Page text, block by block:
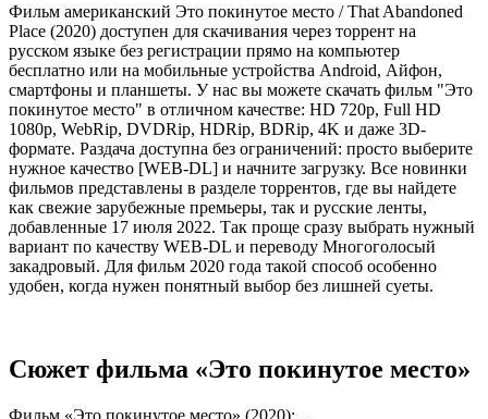
Фильм американский Это покинутое место / That Abandoned
Place (2020) доступен для скачивания через торрент на
русском языке без регистрации прямо на компьютер
бесплатно или на мобильные устройства Android, Айфон,
смартфоны и планшеты. У нас вы можете скачать фильм "Это
покинутое место" в отличном качестве: HD 720p, Full HD
1080p, WebRip, DVDRip, HDRip, BDRip, 4K и даже 3D-
формате. Раздача доступна без ограничений: просто выберите
нужное качество [WEB-DL] и начните загрузку. Все новинки
фильмов представлены в разделе торрентов, где вы найдете
как свежие зарубежные премьеры, так и русские ленты,
добавленные 17 июля 2022. Так проще сразу выбрать нужный
вариант по качеству WEB-DL и переводу Многоголосый
закадровый. Для фильм 2020 года такой способ особенно
удобен, когда нужен понятный выбор без лишней суеты.
Сюжет фильма «Это покинутое место»
Фильм «Это покинутое место» (2020): ...